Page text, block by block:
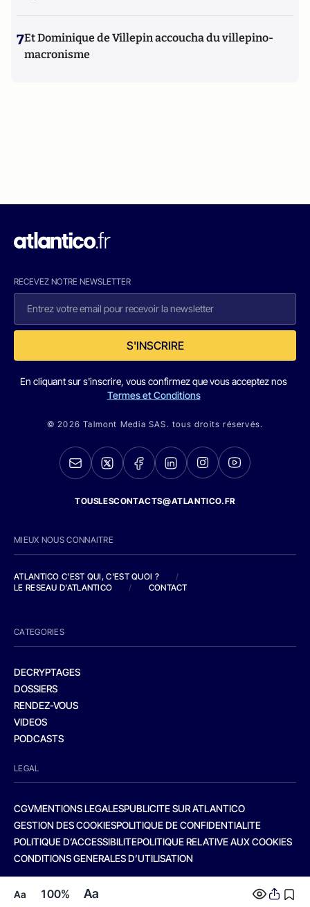
Aa 100% Aa
7Et Dominique de Villepin accoucha du villepino-
macronisme
RECEVEZ NOTRE NEWSLETTER
S'INSCRIRE
En cliquant sur s'inscrire, vous confirmez que vous acceptez nos
Termes et Conditions
© 2026 Talmont Media SAS. tous droits réservés.
TOUSLESCONTACTS@ATLANTICO.FR
MIEUX NOUS CONNAITRE
ATLANTICO C'EST QUI, C'EST QUOI ?
/
LE RESEAU D'ATLANTICO
/ CONTACT
CATEGORIES
DECRYPTAGES
DOSSIERS
RENDEZ-VOUS
VIDEOS
PODCASTS
LEGAL
CGVMENTIONS LEGALESPUBLICITE SUR ATLANTICO
GESTION DES COOKIESPOLITIQUE DE CONFIDENTIALITE
POLITIQUE D’ACCESSIBILITEPOLITIQUE RELATIVE AUX COOKIES
CONDITIONS GENERALES D’UTILISATION